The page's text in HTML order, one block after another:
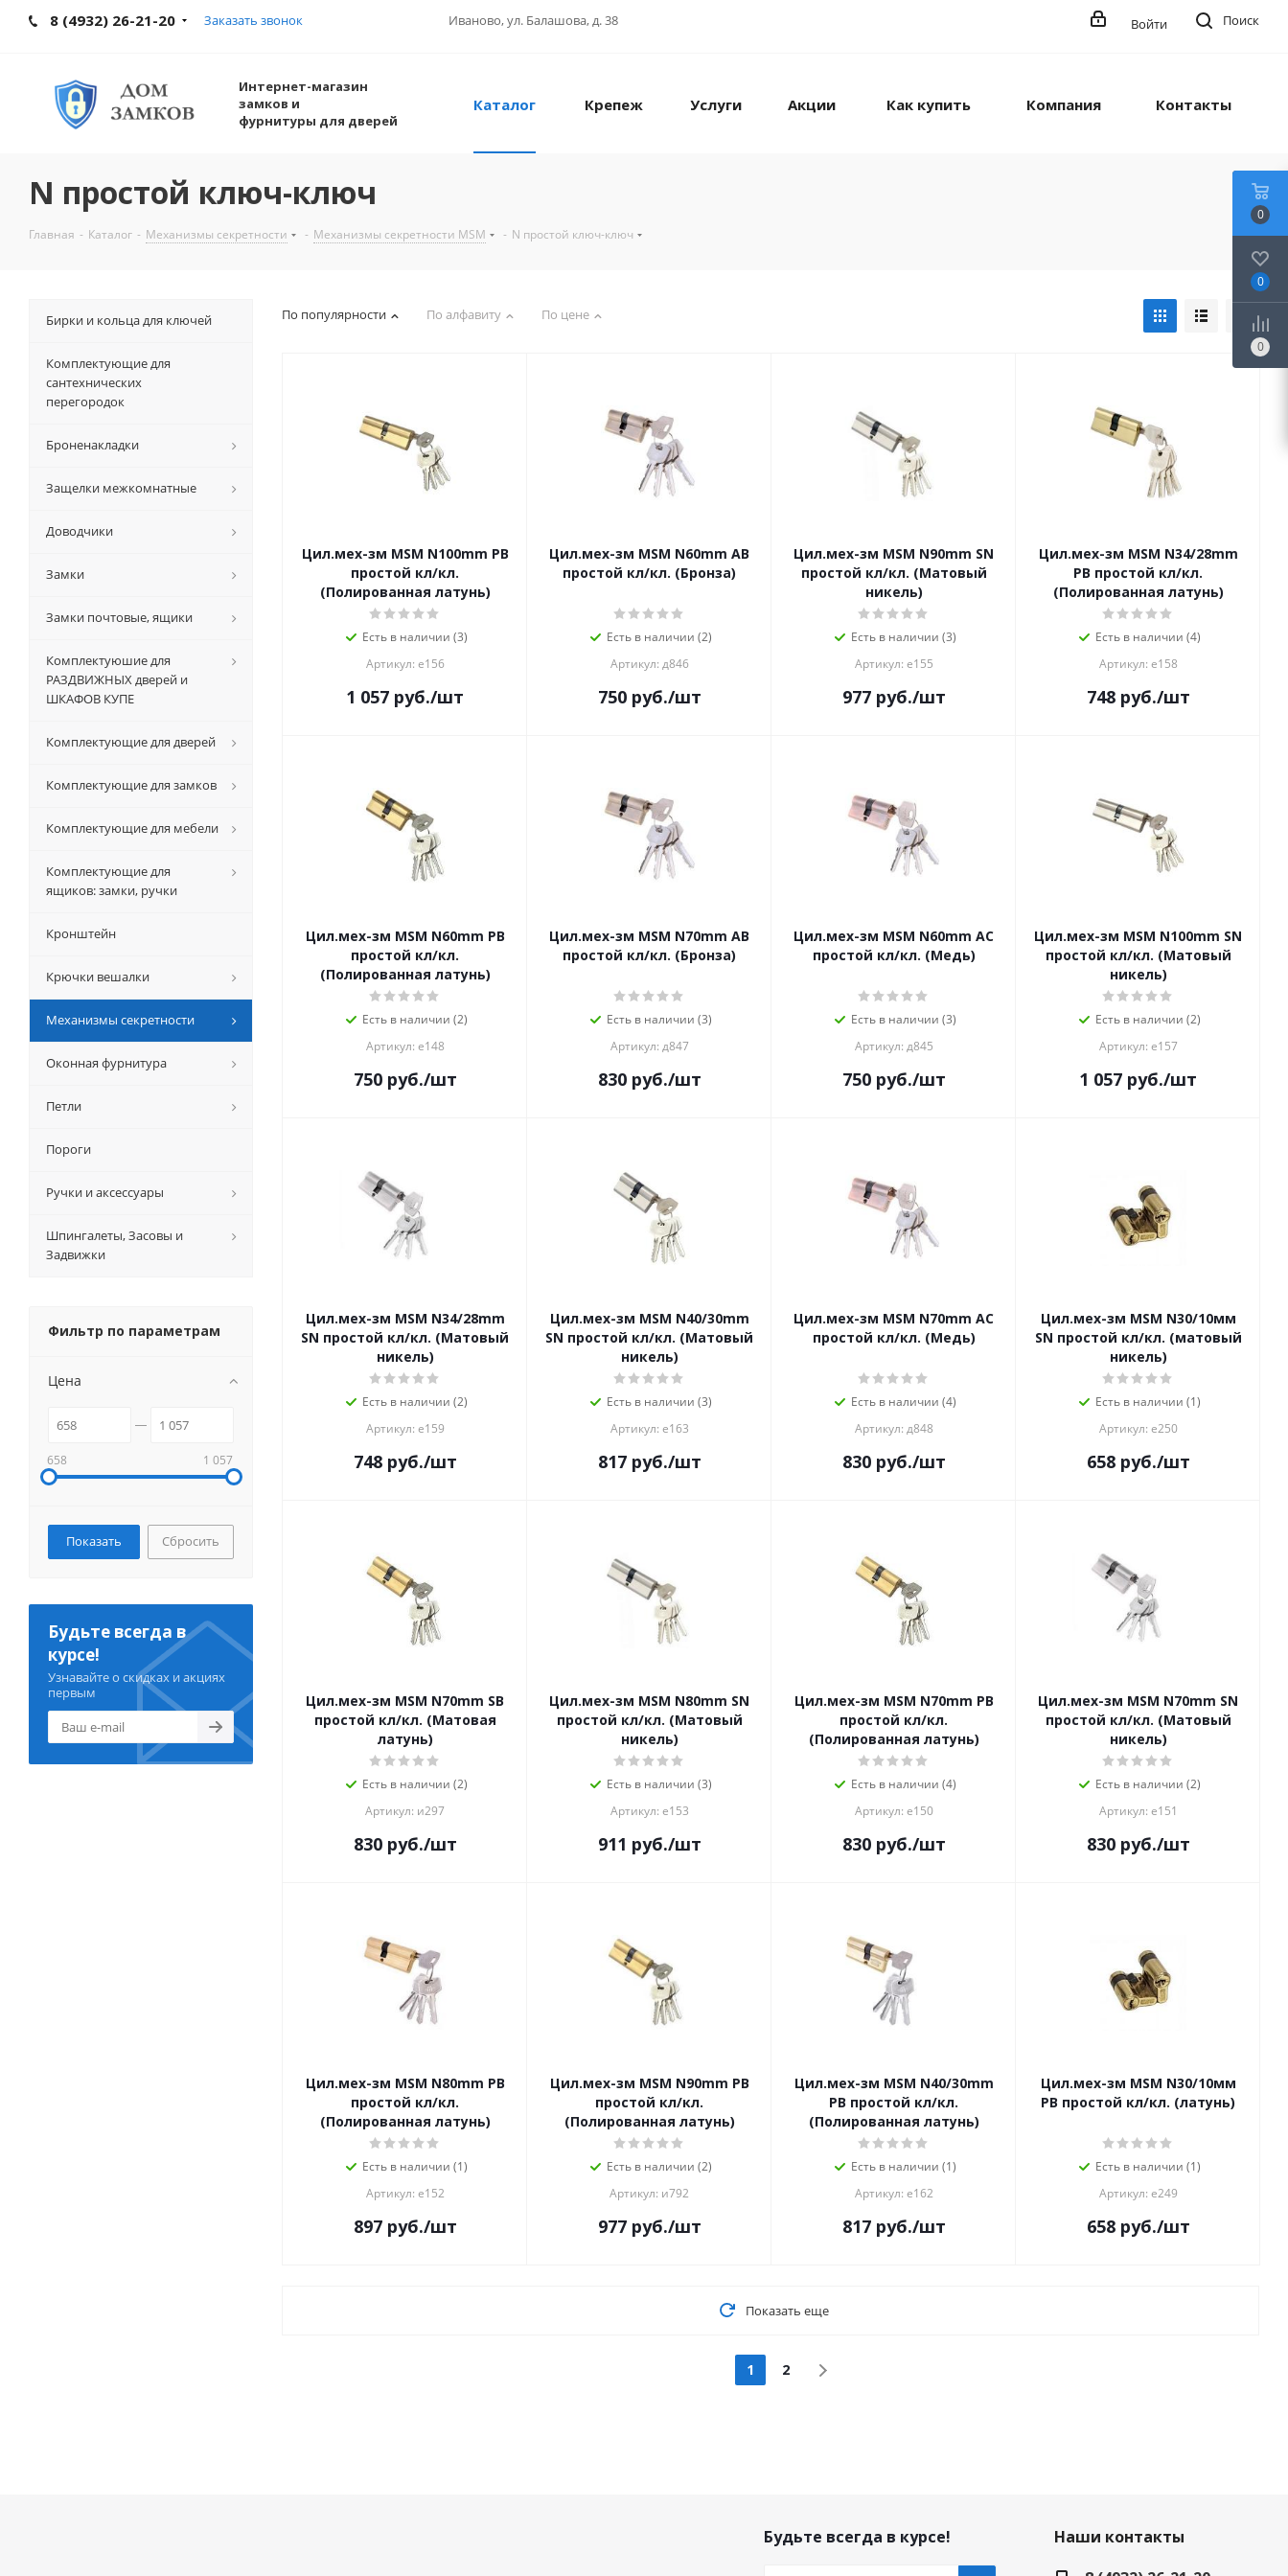
8 (4932) 26-21-20 Заказать звонок Иваново, ул. Балашова, д. 38 Поиск
Войти
Интернет-магазин
замков и
фурнитуры для дверей
Каталог Крепеж Услуги Акции Как купить Компания Контакты
N простой ключ-ключ
Главная - Каталог - Механизмы секретности - Механизмы секретности MSM - N простой ключ-ключ
По популярности По алфавиту По цене
Цил.мех-зм MSM N100mm PB
простой кл/кл.
(Полированная латунь)
Есть в наличии (3)
Артикул: е156
1 057 руб./шт
Цил.мех-зм MSM N60mm AB
простой кл/кл. (Бронза)
Есть в наличии (2)
Артикул: д846
750руб./шт
Цил.мех-зм MSM N90mm SN
простой кл/кл. (Матовый
никель)
Есть в наличии (3)
Артикул: е155
977руб./шт
Цил.мех-зм MSM N34/28mm
PB простой кл/кл.
(Полированная латунь)
Есть в наличии (4)
Артикул: е158
748руб./шт
Цил.мех-зм MSM N60mm PB
простой кл/кл.
(Полированная латунь)
Есть в наличии (2)
Артикул: е148
750руб./шт
Цил.мех-зм MSM N70mm AB
простой кл/кл. (Бронза)
Есть в наличии (3)
Артикул: д847
830руб./шт
Цил.мех-зм MSM N60mm AC
простой кл/кл. (Медь)
Есть в наличии (3)
Артикул: д845
750руб./шт
Цил.мех-зм MSM N100mm SN
простой кл/кл. (Матовый
никель)
Есть в наличии (2)
Артикул: е157
1 057 руб./шт
Цил.мех-зм MSM N34/28mm
SN простой кл/кл. (Матовый
никель)
Есть в наличии (2)
Артикул: е159
748руб./шт
Цил.мех-зм MSM N40/30mm
SN простой кл/кл. (Матовый
никель)
Есть в наличии (3)
Артикул: е163
817руб./шт
Цил.мех-зм MSM N70mm AC
простой кл/кл. (Медь)
Есть в наличии (4)
Артикул: д848
830руб./шт
Цил.мех-зм MSM N30/10мм
SN простой кл/кл. (матовый
никель)
Есть в наличии (1)
Артикул: е250
658руб./шт
Цил.мех-зм MSM N70mm SB
простой кл/кл. (Матовая
латунь)
Есть в наличии (2)
Артикул: и297
830руб./шт
Цил.мех-зм MSM N80mm SN
простой кл/кл. (Матовый
никель)
Есть в наличии (3)
Артикул: е153
911 руб./шт
Цил.мех-зм MSM N70mm PB
простой кл/кл.
(Полированная латунь)
Есть в наличии (4)
Артикул: е150
830руб./шт
Цил.мех-зм MSM N70mm SN
простой кл/кл. (Матовый
никель)
Есть в наличии (2)
Артикул: е151
830руб./шт
Цил.мех-зм MSM N80mm PB
простой кл/кл.
(Полированная латунь)
Есть в наличии (1)
Артикул: е152
897руб./шт
Цил.мех-зм MSM N90mm PB
простой кл/кл.
(Полированная латунь)
Есть в наличии (2)
Артикул: и792
977руб./шт
Цил.мех-зм MSM N40/30mm
PB простой кл/кл.
(Полированная латунь)
Есть в наличии (1)
Артикул: е162
817руб./шт
Цил.мех-зм MSM N30/10мм
PB простой кл/кл. (латунь)
Есть в наличии (1)
Артикул: е249
658руб./шт
Показать еще
1 2
Бирки и кольца для ключей
Комплектующие для
сантехнических
перегородок
Броненакладки
Защелки межкомнатные
Доводчики
Замки
Замки почтовые, ящики
Комплектуюшие для
РАЗДВИЖНЫХ дверей и
ШКАФОВ КУПЕ
Комплектующие для дверей
Комплектующие для замков
Комплектующие для мебели
Комплектующие для
ящиков: замки, ручки
Кронштейн
Крючки вешалки
Механизмы секретности
Оконная фурнитура
Петли
Пороги
Ручки и аксессуары
Шпингалеты, Засовы и
Задвижки
Фильтр по параметрам
Цена
658 1 057
Сбросить
Будьте всегда в
курсе!
Узнавайте о скидках и акциях
первым
Будьте всегда в курсе!
Наши контакты
0
0
0